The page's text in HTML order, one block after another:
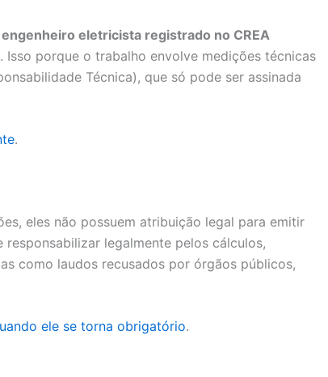
engenheiro eletricista registrado no CREA
Isso porque o trabalho envolve medições técnicas
Técnica), que só pode ser assinada
.
eles não possuem atribuição legal para emitir
legalmente pelos cálculos,
como laudos recusados por órgãos públicos,
ele se torna obrigatório.